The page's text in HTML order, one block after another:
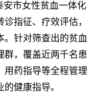
安市女性贫血一体化
指征、疗效评估，
。针对筛查出的贫血
群，覆盖近两千名患
用药指导等全程管理
健康指导。